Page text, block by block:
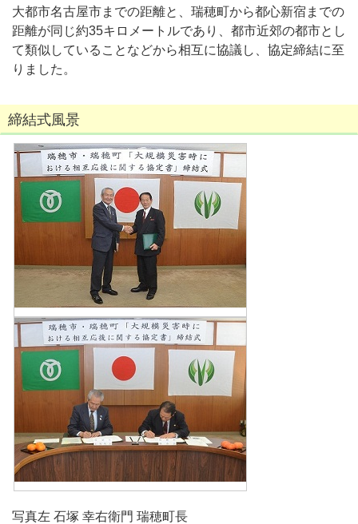
大都市名古屋市までの距離と、瑞穂町から都心新宿までの
距離が同じ約35キロメートルであり、都市近郊の都市とし
て類似していることなどから相互に協議し、協定締結に至
りました。
締結式風景
写真左 石塚 幸右衛門 瑞穂町長